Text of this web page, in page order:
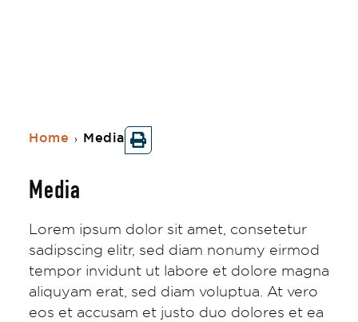
Home › Media
Media
Lorem ipsum dolor sit amet, consetetur
sadipscing elitr, sed diam nonumy eirmod
tempor invidunt ut labore et dolore magna
aliquyam erat, sed diam voluptua. At vero
eos et accusam et justo duo dolores et ea